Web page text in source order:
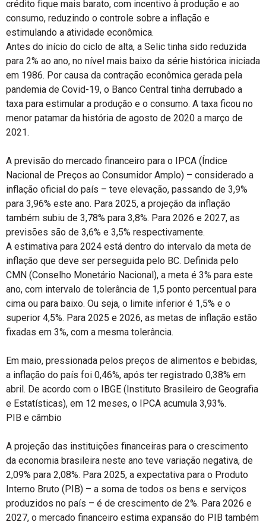
crédito fique mais barato, com incentivo à produção e ao
consumo, reduzindo o controle sobre a inflação e
estimulando a atividade econômica.
Antes do início do ciclo de alta, a Selic tinha sido reduzida
para 2% ao ano, no nível mais baixo da série histórica iniciada
em 1986. Por causa da contração econômica gerada pela
pandemia de Covid-19, o Banco Central tinha derrubado a
taxa para estimular a produção e o consumo. A taxa ficou no
menor patamar da história de agosto de 2020 a março de
2021.
A previsão do mercado financeiro para o IPCA (Índice
Nacional de Preços ao Consumidor Amplo) – considerado a
inflação oficial do país – teve elevação, passando de 3,9%
para 3,96% este ano. Para 2025, a projeção da inflação
também subiu de 3,78% para 3,8%. Para 2026 e 2027, as
previsões são de 3,6% e 3,5% respectivamente.
A estimativa para 2024 está dentro do intervalo da meta de
inflação que deve ser perseguida pelo BC. Definida pelo
CMN (Conselho Monetário Nacional), a meta é 3% para este
ano, com intervalo de tolerância de 1,5 ponto percentual para
cima ou para baixo. Ou seja, o limite inferior é 1,5% e o
superior 4,5%. Para 2025 e 2026, as metas de inflação estão
fixadas em 3%, com a mesma tolerância.
Em maio, pressionada pelos preços de alimentos e bebidas,
a inflação do país foi 0,46%, após ter registrado 0,38% em
abril. De acordo com o IBGE (Instituto Brasileiro de Geografia
e Estatísticas), em 12 meses, o IPCA acumula 3,93%.
PIB e câmbio
A projeção das instituições financeiras para o crescimento
da economia brasileira neste ano teve variação negativa, de
2,09% para 2,08%. Para 2025, a expectativa para o Produto
Interno Bruto (PIB) – a soma de todos os bens e serviços
produzidos no país – é de crescimento de 2%. Para 2026 e
2027, o mercado financeiro estima expansão do PIB também